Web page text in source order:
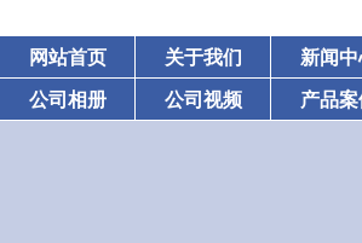
网站首页 关于我们 新闻中
公司相册 公司视频 产品案